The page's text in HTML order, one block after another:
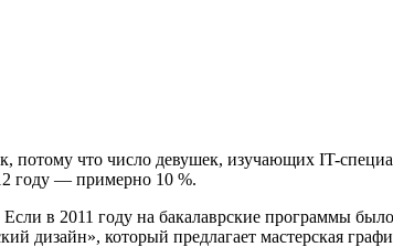
потому что число девушек, изучающих IT-
году — примерно 10 %.
в 2011 году на бакалаврские программы
дизайн», который предлагает мастерская